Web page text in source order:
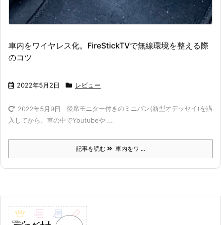
車内をワイヤレス化。FireStickTVで無線環境を整える際
のコツ
2022年5月2日 レビュー
2022年5月9日
後席モニター付きのミニバン(新型オデッセイ)を購
入してから、車の中でYoutubeや ...
記事を読む 車内をワ ...